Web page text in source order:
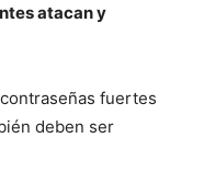
atacan y
fuertes
deben ser